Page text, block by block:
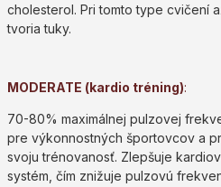
cholesterol. Pri tomto type cvičení
tvoria tuky.
MODERATE (kardio tréning):
70-80% maximálnej pulzovej
pre výkonnostných športovcov a
svoju trénovanosť. Zlepšuje
systém, čím znižuje pulzovú